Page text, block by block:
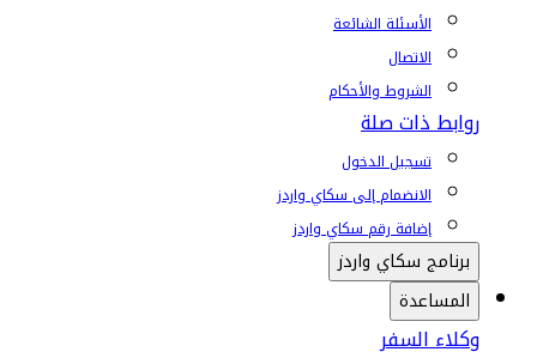
الأسئلة الشائعة
الاتصال
الشروط والأحكام
روابط ذات صلة
تسجيل الدخول
الانضمام إلى سكاي واردز
إضافة رقم سكاي واردز
برنامج سكاي واردز
المساعدة
وكلاء السفر